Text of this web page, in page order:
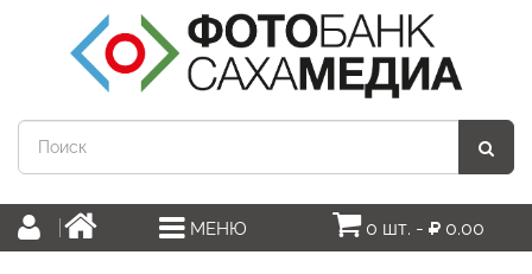
МЕНЮ 0 шт. - 0.00